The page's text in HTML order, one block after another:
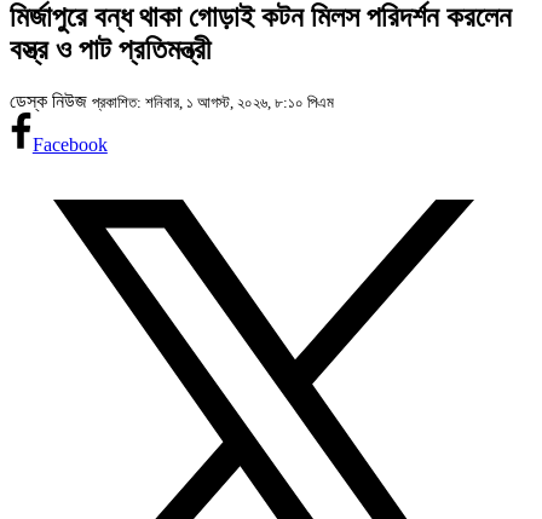
মির্জাপুরে বন্ধ থাকা গোড়াই কটন মিলস পরিদর্শন করলেন
বস্ত্র ও পাট প্রতিমন্ত্রী
ডেস্ক নিউজ প্রকাশিত: শনিবার, ১ আগস্ট, ২০২৬, ৮:১০ পিএম
Facebook